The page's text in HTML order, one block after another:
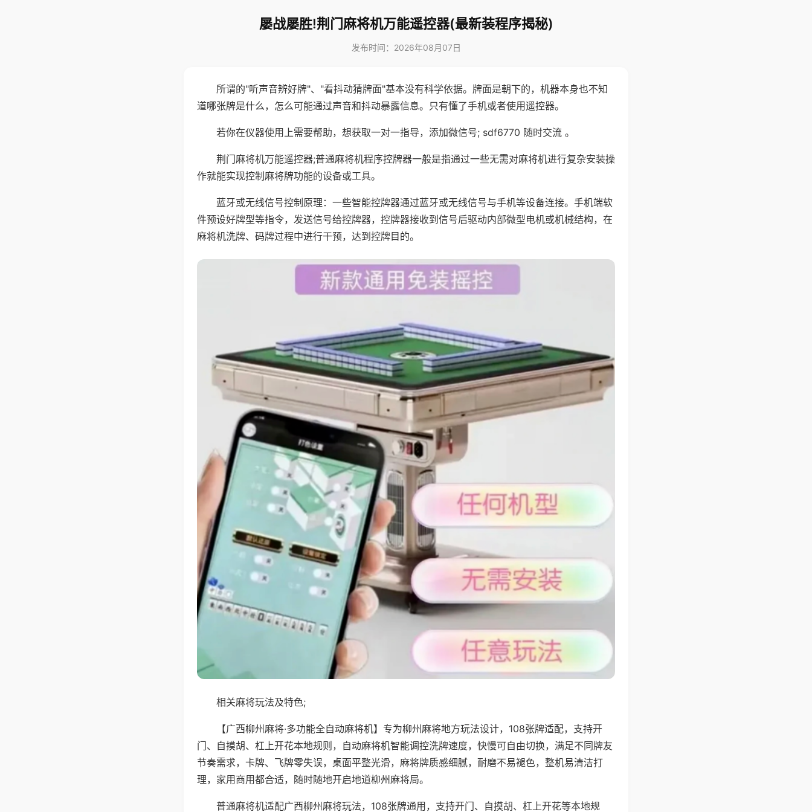
屡战屡胜!荆门麻将机万能遥控器(最新装程序揭秘)
发布时间：2026年08月07日
所谓的"听声音辨好牌"、"看抖动猜牌面"基本没有科学依据。牌面是朝下的，机器本身也不知
道哪张牌是什么，怎么可能通过声音和抖动暴露信息。只有懂了手机或者使用遥控器。
若你在仪器使用上需要帮助，想获取一对一指导，添加微信号; sdf6770 随时交流 。
荆门麻将机万能遥控器;普通麻将机程序控牌器一般是指通过一些无需对麻将机进行复杂安装操
作就能实现控制麻将牌功能的设备或工具。
蓝牙或无线信号控制原理：一些智能控牌器通过蓝牙或无线信号与手机等设备连接。手机端软
件预设好牌型等指令，发送信号给控牌器，控牌器接收到信号后驱动内部微型电机或机械结构，在
麻将机洗牌、码牌过程中进行干预，达到控牌目的。
相关麻将玩法及特色;
【广西柳州麻将·多功能全自动麻将机】专为柳州麻将地方玩法设计，108张牌适配，支持开
门、自摸胡、杠上开花本地规则，自动麻将机智能调控洗牌速度，快慢可自由切换，满足不同牌友
节奏需求，卡牌、飞牌零失误，桌面平整光滑，麻将牌质感细腻，耐磨不易褪色，整机易清洁打
理，家用商用都合适，随时随地开启地道柳州麻将局。
普通麻将机适配广西柳州麻将玩法，108张牌通用，支持开门、自摸胡、杠上开花等本地规